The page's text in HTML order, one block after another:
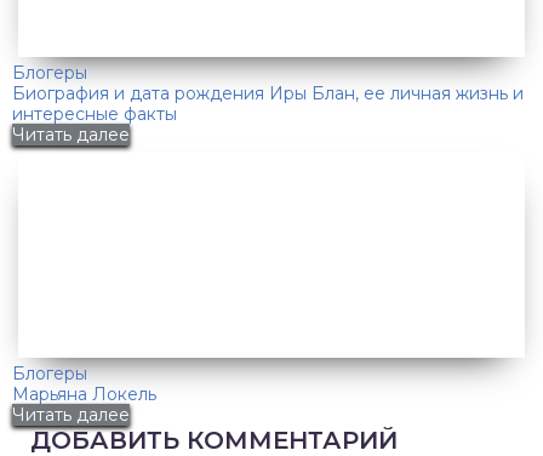
Блогеры
Биография и дата рождения Иры Блан, ее личная жизнь и
интересные факты
Читать далее
Блогеры
Марьяна Локель
Читать далее
ДОБАВИТЬ КОММЕНТАРИЙ